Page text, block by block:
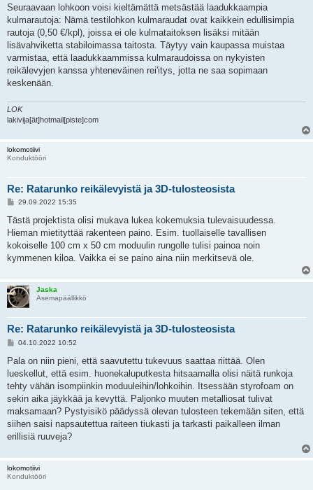
Seuraavaan lohkoon voisi kieltämättä metsästää laadukkaampia
kulmarautoja: Nämä testilohkon kulmaraudat ovat kaikkein edullisimpia
rautoja (0,50 €/kpl), joissa ei ole kulmataitoksen lisäksi mitään
lisävahviketta stabiloimassa taitosta. Täytyy vain kaupassa muistaa
varmistaa, että laadukkaammissa kulmaraudoissa on nykyisten
reikälevyjen kanssa yhteneväinen rei'itys, jotta ne saa sopimaan
keskenään.
LOK
lakivija[ät]hotmail[piste]com
lokomotiivi
Konduktööri
Re: Ratarunko reikälevyistä ja 3D-tulosteosista
V
e
t
i
29.09.2022 15:35
Tästä projektista olisi mukava lukea kokemuksia tulevaisuudessa.
Hieman mietityttää rakenteen paino. Esim. tuollaiselle tavallisen
kokoiselle 100 cm x 50 cm moduulin rungolle tulisi painoa noin
kymmenen kiloa. Vaikka ei se paino aina niin merkitsevä ole.
Jaska
Asemapäällikkö
Re: Ratarunko reikälevyistä ja 3D-tulosteosista
V
e
t
i
04.10.2022 10:52
Pala on niin pieni, että saavutettu tukevuus saattaa riittää. Olen
lueskellut, että esim. huonekaluputkesta hitsaamalla olisi näitä runkoja
tehty vähän isompiinkin moduuleihin/lohkoihin. Itsessään styrofoam on
sekin aika jäykkää ja kevyttä. Paljonko muuten metalliosat tulivat
maksamaan? Pystyisikö päädyssä olevan tulosteen tekemään siten, että
siihen saisi napsautettua raiteen tiukasti ja tarkasti paikalleen ilman
erillisiä ruuveja?
lokomotiivi
Konduktööri